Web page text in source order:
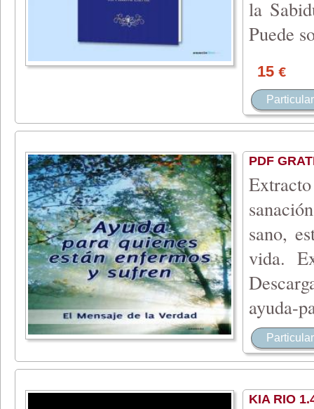
la
Puede s
15 €
Particular
PDF
sano,
vida.
ayuda-
Particular
KIA RIO